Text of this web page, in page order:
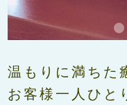
温もりに満ちた
お客様一人ひと